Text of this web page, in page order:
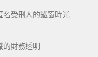
名受刑人的鐵窗時光
的財務透明